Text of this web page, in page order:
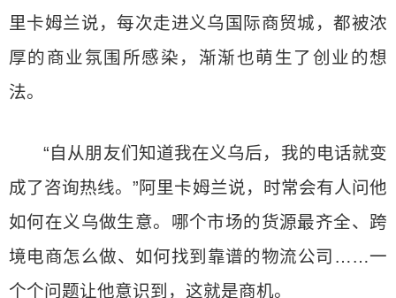
里卡姆兰说，每次走进义乌国际商贸城，都被浓
厚的商业氛围所感染，渐渐也萌生了创业的想
法。
“自从朋友们知道我在义乌后，我的电话就变
成了咨询热线。”阿里卡姆兰说，时常会有人问他
如何在义乌做生意。哪个市场的货源最齐全、跨
境电商怎么做、如何找到靠谱的物流公司……一
个个问题让他意识到，这就是商机。